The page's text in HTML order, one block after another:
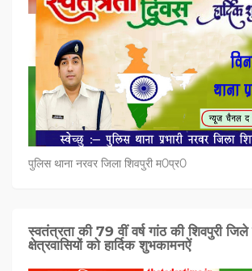
पुलिस थाना नरवर जिला शिवपुरी म0प्र0
स्वतंत्रता की 79 वीं वर्ष गांठ की शिवपुरी
क्षेत्रवासियों को हार्दिक शुभकामनऐं